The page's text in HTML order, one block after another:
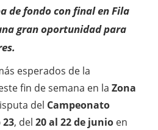
de fondo con final en Fila
gran oportunidad para
esperados de la
fin de semana en la Zona
del Campeonato
, del 20 al 22 de junio en